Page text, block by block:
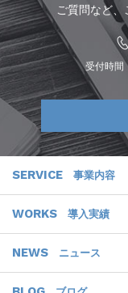
ご質問など、
受付時間
SERVICE 事業内容
WORKS 導入実績
NEWS ニュース